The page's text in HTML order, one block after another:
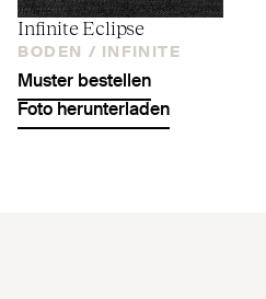
Infinite Eclipse
BODEN / INFINITE
Muster bestellen
Foto herunterladen